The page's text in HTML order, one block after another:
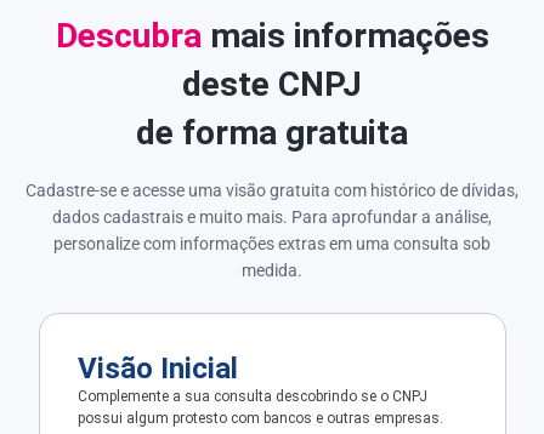
Descubra mais informações
deste CNPJ
de forma gratuita
Cadastre-se e acesse uma visão gratuita com histórico de dívidas,
dados cadastrais e muito mais. Para aprofundar a análise,
personalize com informações extras em uma consulta sob
medida.
Visão Inicial
Complemente a sua consulta descobrindo se o CNPJ
possui algum protesto com bancos e outras empresas.